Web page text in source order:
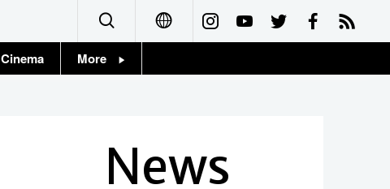
Cinema More
News